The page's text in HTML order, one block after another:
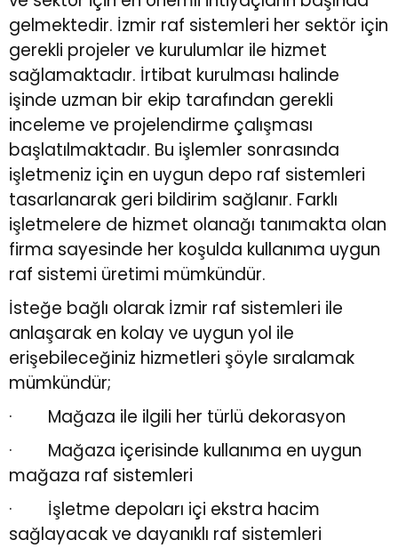
gelmektedir. İzmir raf sistemleri her sektör için
gerekli projeler ve kurulumlar ile hizmet
sağlamaktadır. İrtibat kurulması halinde
işinde uzman bir ekip tarafından gerekli
inceleme ve projelendirme çalışması
başlatılmaktadır. Bu işlemler sonrasında
işletmeniz için en uygun depo raf sistemleri
tasarlanarak geri bildirim sağlanır. Farklı
işletmelere de hizmet olanağı tanımakta olan
firma sayesinde her koşulda kullanıma uygun
raf sistemi üretimi mümkündür.
İsteğe bağlı olarak İzmir raf sistemleri ile
anlaşarak en kolay ve uygun yol ile
erişebileceğiniz hizmetleri şöyle sıralamak
mümkündür;
· Mağaza ile ilgili her türlü dekorasyon
· Mağaza içerisinde kullanıma en uygun
mağaza raf sistemleri
· İşletme depoları içi ekstra hacim
sağlayacak ve dayanıklı raf sistemleri